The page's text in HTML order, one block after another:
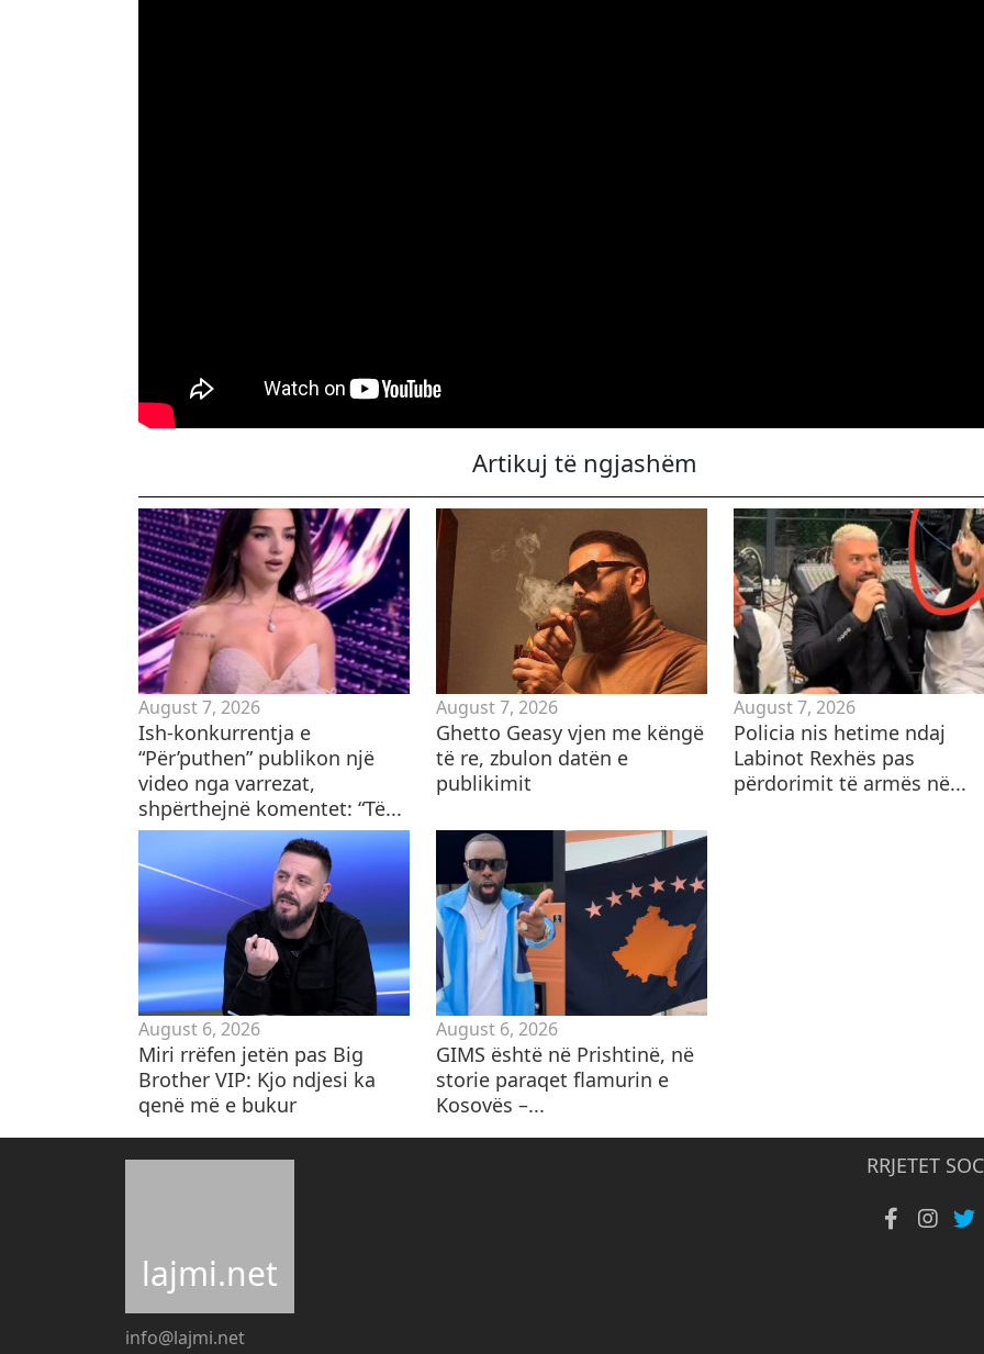
Artikuj të ngjashëm
August 7, 2026
Ish-konkurrentja e
“Për’puthen” publikon një
video nga varrezat,
shpërthejnë komentet: “Të...
August 7, 2026
Ghetto Geasy vjen me këngë
të re, zbulon datën e
publikimit
August 7, 2026
Policia nis hetime ndaj
Labinot Rexhës pas
përdorimit të armës në...
August 6, 2026
Miri rrëfen jetën pas Big
Brother VIP: Kjo ndjesi ka
qenë më e bukur
August 6, 2026
GIMS është në Prishtinë, në
storie paraqet flamurin e
Kosovës –...
lajmi.net
info@lajmi.net
RRJETET